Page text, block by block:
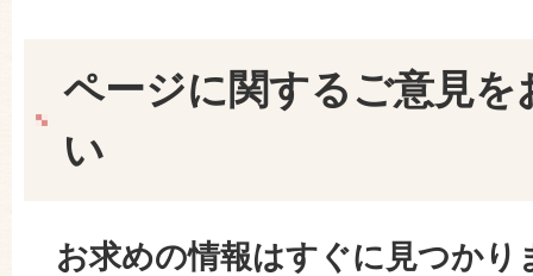
ページに関するご意見を
い
お求めの情報はすぐに見つかり